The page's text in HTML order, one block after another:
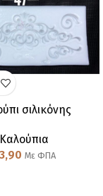
σιλικόνης
Καλούπια
3,90 Με ΦΠΑ